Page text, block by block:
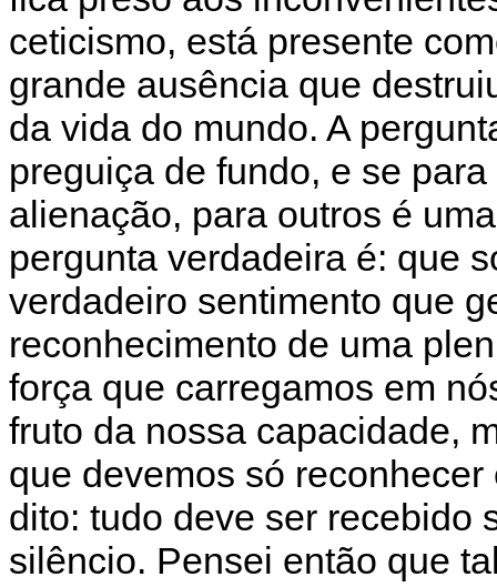
ceticismo, está presente
grande ausência que
da vida do mundo. A
preguiça de fundo, e se
alienação, para outros é
pergunta verdadeira é: que
verdadeiro sentimento que
reconhecimento de uma
força que carregamos em
fruto da nossa capacidade,
que devemos só reconhecer
dito: tudo deve ser recebido
silêncio. Pensei então que